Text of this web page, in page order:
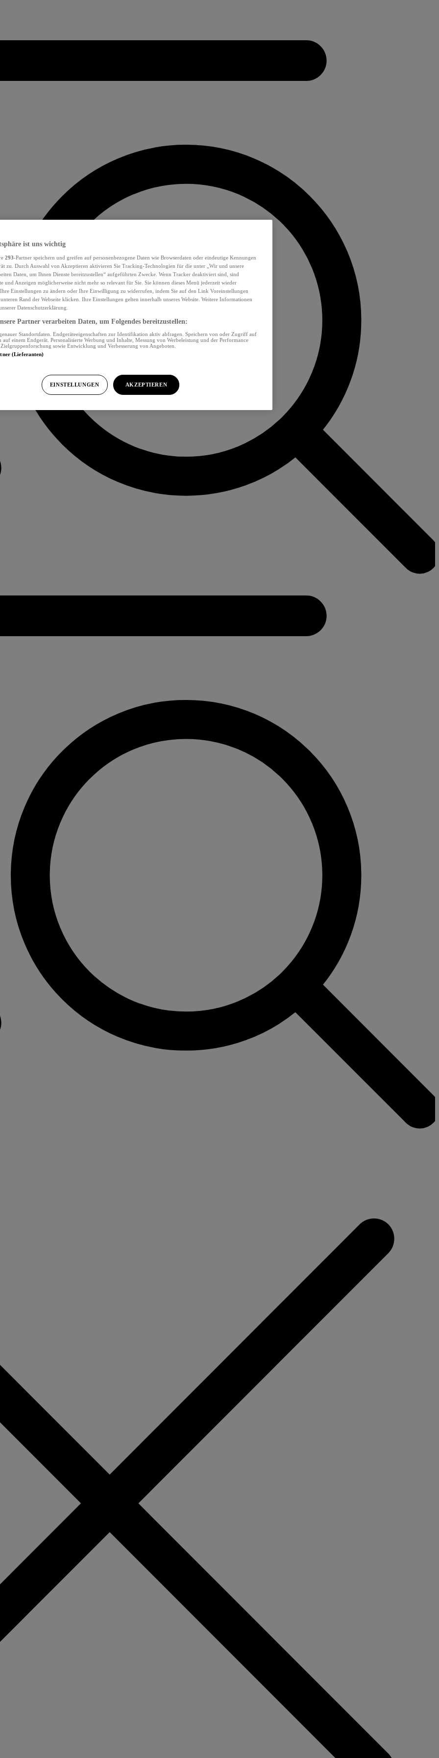
ist uns wichtig
293-Partner speichern und greifen auf personenbezogene Daten wie Browserdaten oder eindeutige Kennungen
zu. Durch Auswahl von Akzeptieren aktivieren Sie Tracking-Technologien für die unter „Wir und unsere
Daten, um Ihnen Dienste bereitzustellen“ aufgeführten Zwecke. Wenn Tracker deaktiviert sind, sind
und Anzeigen möglicherweise nicht mehr so relevant für Sie. Sie können dieses Menü jederzeit wieder
Einstellungen zu ändern oder Ihre Einwilligung zu widerrufen, indem Sie auf den Link Voreinstellungen
Rand der Webseite klicken. Ihre Einstellungen gelten innerhalb unseres Website. Weitere Informationen
Datenschutzerklärung.
Partner verarbeiten Daten, um Folgendes bereitzustellen:
Standortdaten. Endgeräteeigenschaften zur Identifikation aktiv abfragen. Speichern von oder Zugriff auf
einem Endgerät. Personalisierte Werbung und Inhalte, Messung von Werbeleistung und der Performance
sowie Entwicklung und Verbesserung von Angeboten.
(Lieferanten)
EINSTELLUNGEN AKZEPTIEREN